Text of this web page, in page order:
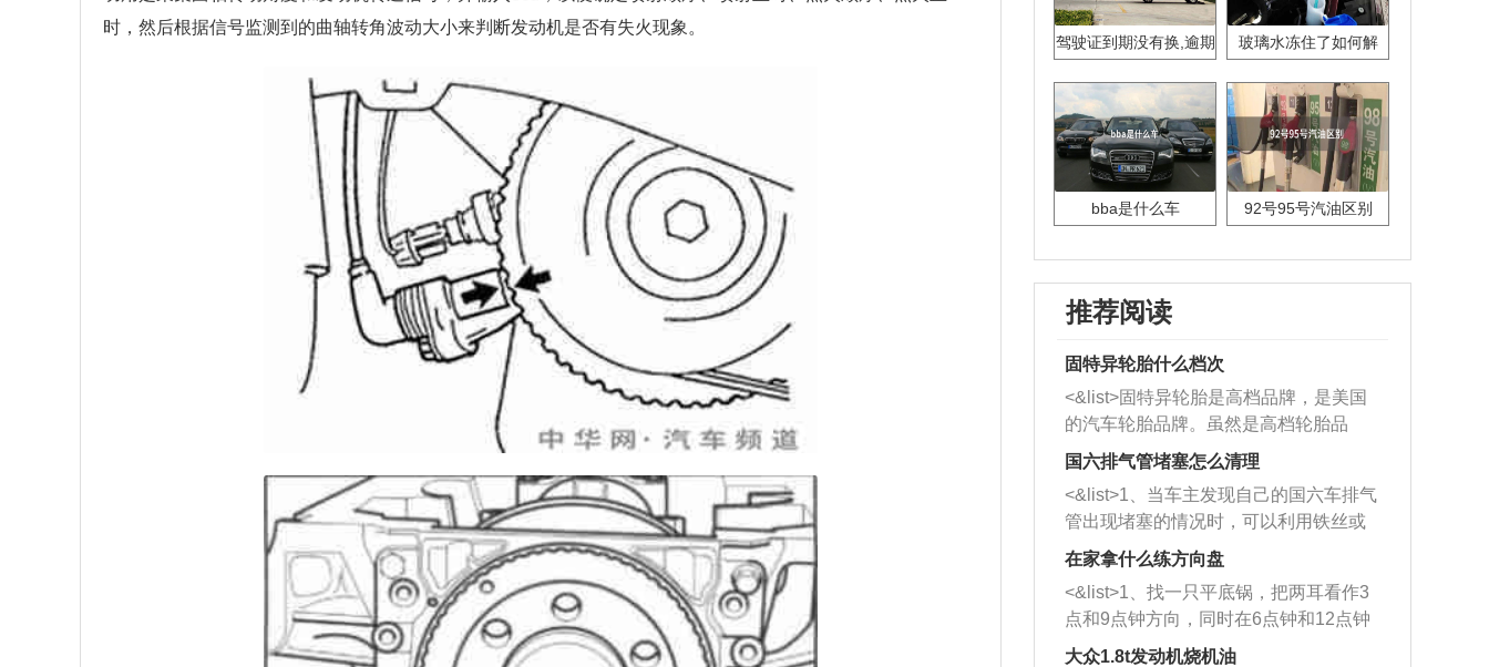
时，然后根据信号监测到的曲轴转角波动大小来判断发动机是否有失火现象。
驾驶证到期没有换,逾期
玻璃水冻住了如何解
bba是什么车 92号95号汽油区别
推荐阅读
固特异轮胎什么档次
<&list>固特异轮胎是高档品牌，是美国
的汽车轮胎品牌。虽然是高档轮胎品
牌，但是中高低端的轮胎都有生产，这
也是为了更好的开拓市场。
国六排气管堵塞怎么清理
<&list>1、当车主发现自己的国六车排气
管出现堵塞的情况时，可以利用铁丝或
者是细棍，直接将杂物给取出来，如果
堵塞情况比较严重，也可以采取应急措
施。 <&list>2、直接利用木棍将所有的
杂物推到排气管里面的位置处，然后将
三元催化器拆解开，就可以将堵塞的东
在家拿什么练方向盘
<&list>1、找一只平底锅，把两耳看作3
点和9点钟方向，同时在6点钟和12点钟
方向做一个标记。 <&list>2、双手握住
大众1.8t发动机烧机油